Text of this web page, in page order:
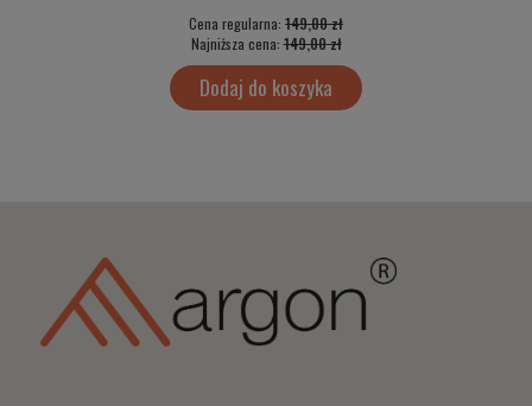
Cena regularna: 149,00 zł
Najniższa cena:149,00 zł
Dodaj do koszyka